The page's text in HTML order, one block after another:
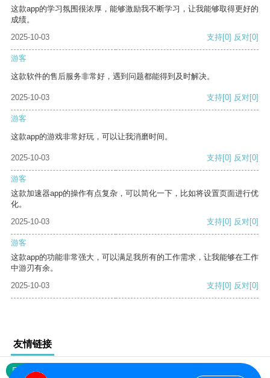
这款app的学习氛围很浓厚，能够激励我不断学习，让我能够取得更好的
成绩。
2025-10-03
支持[0] 反对[0]
游客
这款软件的售后服务非常好，遇到问题都能得到及时解决。
2025-10-03 支持[0] 反对[0]
游客
这款app的游戏非常好玩，可以让我消磨时间。
2025-10-03 支持[0] 反对[0]
游客
这款加速器app的操作有点复杂，可以简化一下，比如将设置页面进行优
化。
2025-10-03
支持[0] 反对[0]
游客
这款app的功能非常强大，可以满足我所有的工作需求，让我能够在工作
中游刃有余。
2025-10-03
支持[0] 反对[0]
友情链接
网站地图